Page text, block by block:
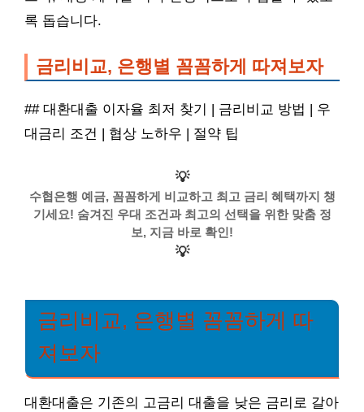
록 돕습니다.
금리비교, 은행별 꼼꼼하게 따져보자
## 대환대출 이자율 최저 찾기 | 금리비교 방법 | 우
대금리 조건 | 협상 노하우 | 절약 팁
💡
수협은행 예금, 꼼꼼하게 비교하고 최고 금리 혜택까지 챙
기세요! 숨겨진 우대 조건과 최고의 선택을 위한 맞춤 정
보, 지금 바로 확인!
💡
금리비교, 은행별 꼼꼼하게 따
져보자
대환대출은 기존의 고금리 대출을 낮은 금리로 갈아